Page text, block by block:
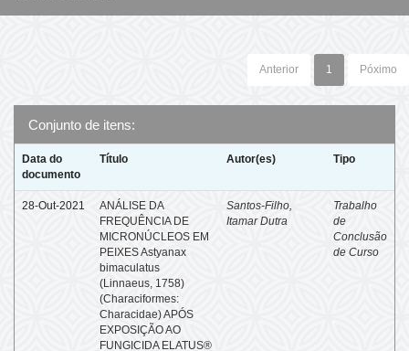
Anterior 1 Póximo
Conjunto de itens:
Data do
documento
Título Autor(es) Tipo
28-Out-2021
ANÁLISE DA
FREQUÊNCIA DE
MICRONÚCLEOS EM
PEIXES Astyanax
bimaculatus
(Linnaeus, 1758)
(Characiformes:
Characidae) APÓS
EXPOSIÇÃO AO
FUNGICIDA ELATUS®
Santos-Filho,
Itamar Dutra
Trabalho
de
Conclusão
de Curso